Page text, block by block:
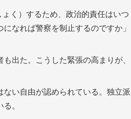
く）するため、政治的責任はいつ
なれば警察を制止するのですか」
出た。こうした緊張の高まりが、
ない自由が認められている。独立派
。